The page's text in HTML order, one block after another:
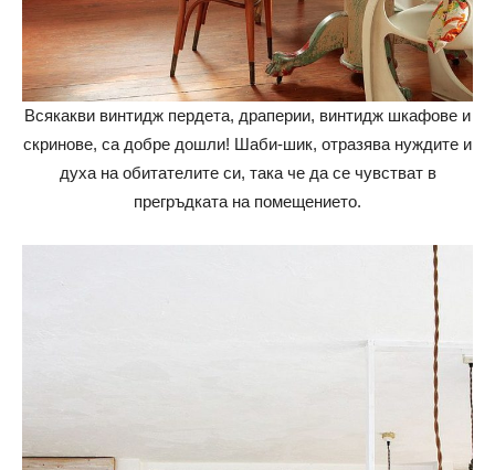
Всякакви винтидж пердета, драперии, винтидж шкафове и
скринове, са добре дошли! Шаби-шик, отразява нуждите и
духа на обитателите си, така че да се чувстват в
прегръдката на помещението.